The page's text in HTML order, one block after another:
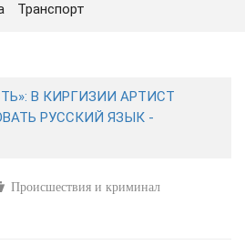
Транспорт
В КИРГИЗИИ АРТИСТ
РУССКИЙ ЯЗЫК -
Происшествия и криминал